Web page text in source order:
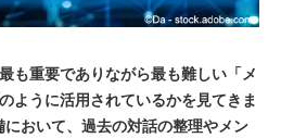
も重要でありながら最も難しい「メ
ように活用されているかを見てきま
おいて、過去の対話の整理やメン